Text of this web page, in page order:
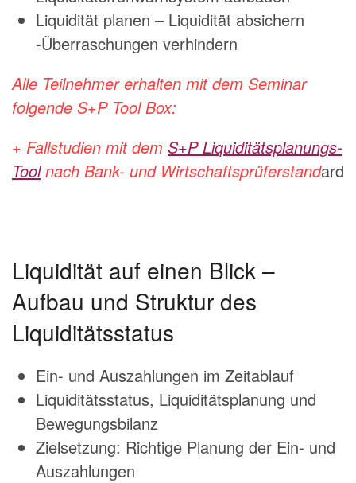
Liquidität planen – Liquidität absichern
-Überraschungen verhindern
Alle Teilnehmer erhalten mit dem Seminar
folgende S+P Tool Box:
+ Fallstudien mit dem S+P Liquiditätsplanungs-
Toolnach Bank- und Wirtschaftsprüferstandard
Liquidität auf einen Blick –
Aufbau und Struktur des
Liquiditätsstatus
Ein- und Auszahlungen im Zeitablauf
Liquiditätsstatus, Liquiditätsplanung und
Bewegungsbilanz
Zielsetzung: Richtige Planung der Ein- und
Auszahlungen